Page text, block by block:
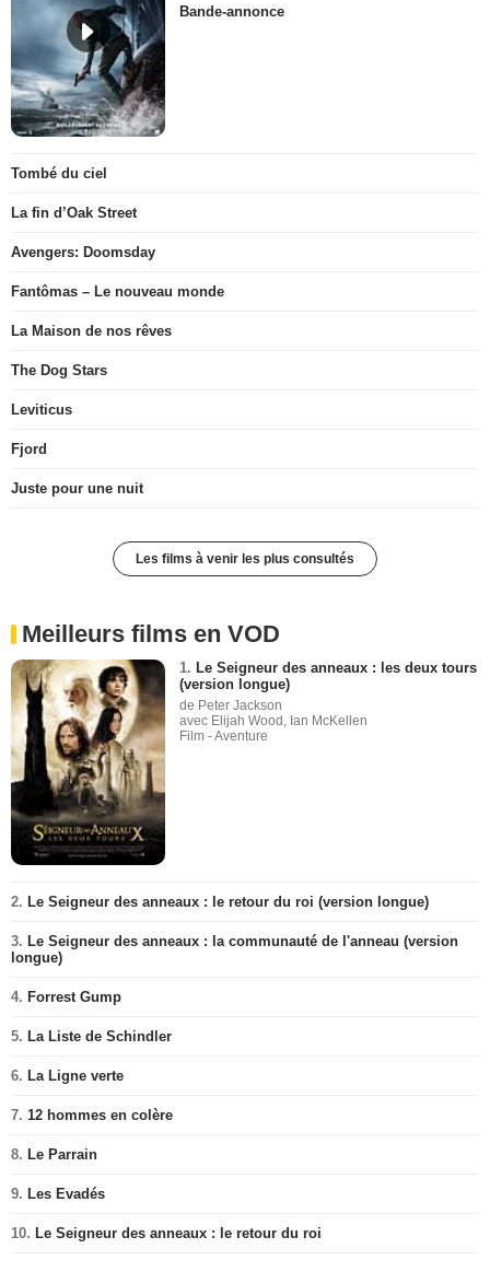
Bande-annonce
Tombé du ciel
La fin d’Oak Street
Avengers: Doomsday
Fantômas – Le nouveau monde
La Maison de nos rêves
The Dog Stars
Leviticus
Fjord
Juste pour une nuit
Les films à venir les plus consultés
Meilleurs films en VOD
1. Le Seigneur des anneaux : les deux tours
(version longue)
de Peter Jackson
avec Elijah Wood, Ian McKellen
Film - Aventure
2. Le Seigneur des anneaux : le retour du roi (version longue)
3. Le Seigneur des anneaux : la communauté de l'anneau (version
longue)
4. Forrest Gump
5. La Liste de Schindler
6. La Ligne verte
7. 12 hommes en colère
8. Le Parrain
9. Les Evadés
10. Le Seigneur des anneaux : le retour du roi